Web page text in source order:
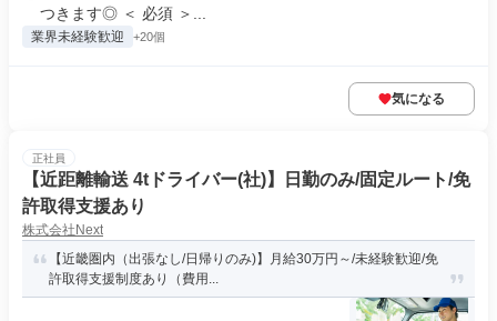
つきます◎ ＜ 必須 ＞...
業界未経験歓迎 +20個
気になる
正社員
【近距離輸送 4tドライバー(社)】日勤のみ/固定ルート/免
許取得支援あり
株式会社Next
【近畿圏内（出張なし/日帰りのみ)】月給30万円～/未経験歓迎/免
許取得支援制度あり（費用...